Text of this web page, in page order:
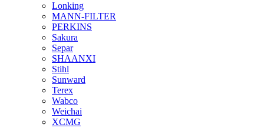
Lonking
MANN-FILTER
PERKINS
Sakura
Separ
SHAANXI
Stihl
Sunward
Terex
Wabco
Weichai
XCMG